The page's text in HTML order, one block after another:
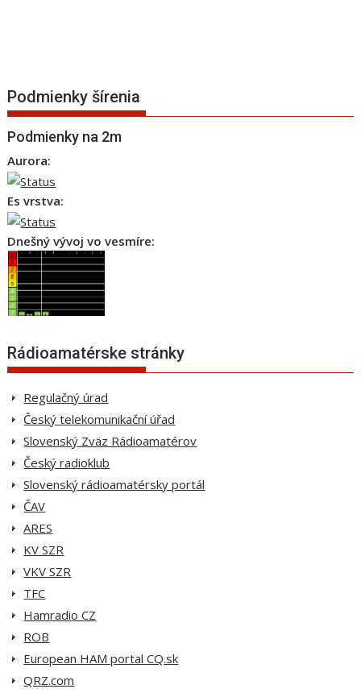
Podmienky šírenia
Podmienky na 2m
Aurora:
Es vrstva:
Dnešný vývoj vo vesmíre:
Rádioamatérske stránky
Regulačný úrad
Český telekomunikační úřad
Slovenský Zväz Rádioamatérov
Český radioklub
Slovenský rádioamatérsky portál
ČAV
ARES
KV SZR
VKV SZR
TFC
Hamradio CZ
ROB
European HAM portal CQ.sk
QRZ.com